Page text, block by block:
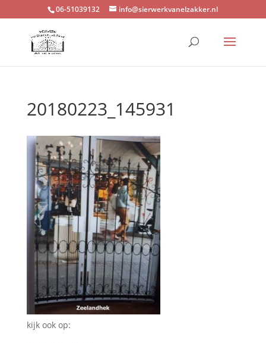
06-51039132 info@sierwerkvanelzakker.nl
20180223_145931
kijk ook op: